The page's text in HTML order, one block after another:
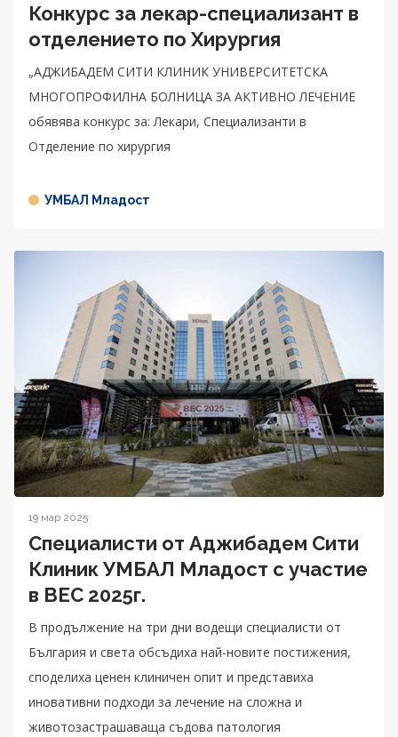
Конкурс за лекар-специализант в
отделението по Хирургия
„АДЖИБАДЕМ СИТИ КЛИНИК УНИВЕРСИТЕТСКА
МНОГОПРОФИЛНА БОЛНИЦА ЗА АКТИВНО ЛЕЧЕНИЕ
обявява конкурс за: Лекари, Специализанти в
Отделение по хирургия
УМБАЛ Младост
19 мар 2025
Специалисти от Аджибадем Сити
Клиник УМБАЛ Младост с участие
в BEC 2025г.
В продължение на три дни водещи специалисти от
България и света обсъдиха най-новите постижения,
споделиха ценен клиничен опит и представиха
иновативни подходи за лечение на сложна и
животозастрашаваща съдова патология